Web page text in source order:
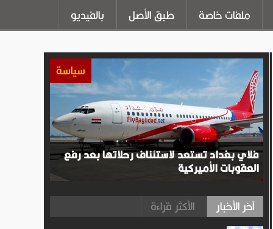
ملفات خاصة طبق الأصل بالفيديو
سياسة
فلاي بغداد تستعد لاستئناف رحلاتها بعد رفع
العقوبات الأميركية
آخر الأخبار الأكثر قراءة